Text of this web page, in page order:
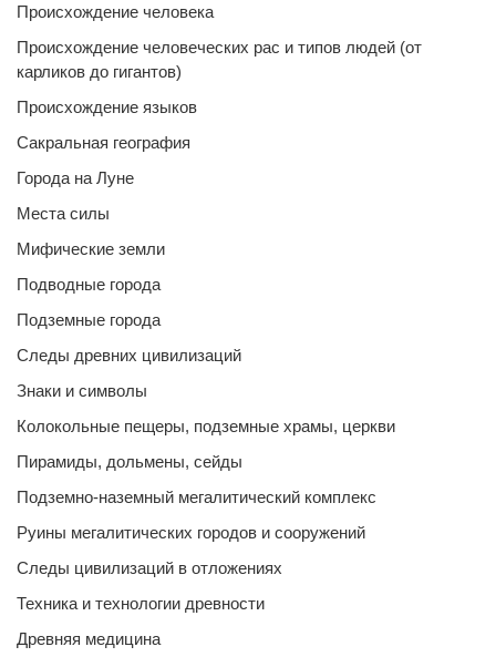
Происхождение человека
Происхождение человеческих рас и типов людей (от
карликов до гигантов)
Происхождение языков
Сакральная география
Города на Луне
Места силы
Мифические земли
Подводные города
Подземные города
Следы древних цивилизаций
Знаки и символы
Колокольные пещеры, подземные храмы, церкви
Пирамиды, дольмены, сейды
Подземно-наземный мегалитический комплекс
Руины мегалитических городов и сооружений
Следы цивилизаций в отложениях
Техника и технологии древности
Древняя медицина